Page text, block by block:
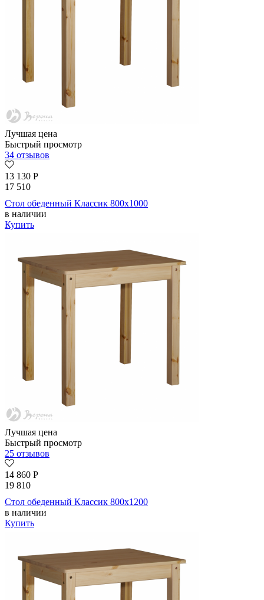
Лучшая цена
Быстрый просмотр
34 отзывов
13 130 Р
17 510
Стол обеденный Классик 800х1000
в наличии
Купить
Лучшая цена
Быстрый просмотр
25 отзывов
14 860 Р
19 810
Стол обеденный Классик 800х1200
в наличии
Купить